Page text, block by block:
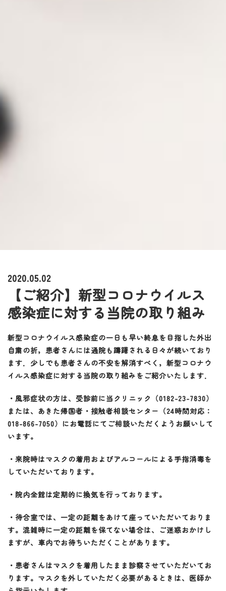
2020.05.02
【ご紹介】新型コロナウイルス
感染症に対する当院の取り組み
新型コロナウイルス感染症の一日も早い終息を目指した外出
自粛の折，患者さんには通院も躊躇される日々が続いており
ます．少しでも患者さんの不安を解消すべく，新型コロナウ
イルス感染症に対する当院の取り組みをご紹介いたします．
・風邪症状の方は、受診前に当クリニック（0182-23-7830）
または、あきた帰国者・接触者相談センター（24時間対応：
018-866-7050）にお電話にてご相談いただくようお願いして
います。
・来院時はマスクの着用およびアルコールによる手指消毒を
していただいております。
・院内全館は定期的に換気を行っております。
・待合室では、一定の距離をあけて座っていただいておりま
す。混雑時に一定の距離を保てない場合は、ご迷惑おかけし
ますが、車内でお待ちいただくことがあります。
・患者さんはマスクを着用したまま診察させていただいてお
ります。マスクを外していただく必要があるときは、医師か